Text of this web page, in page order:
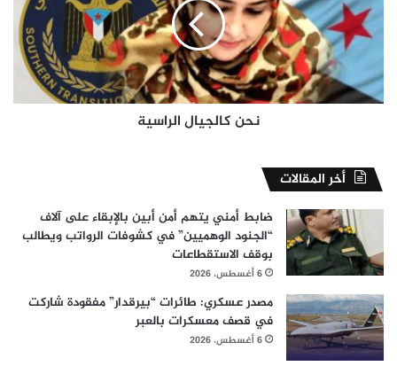
نحن كالجيال الراسية
أخر المقالات
ضابط أمني يتهم أمن أبين بالإبقاء على آلاف
“الجنود الوهميين” في كشوفات الرواتب ويطالب
بوقف الاستقطاعات
6 أغسطس، 2026
مصدر عسكري: طائرات “بيرقدار” مفقودة شاركت
في قصف معسكرات بالعبر
6 أغسطس، 2026